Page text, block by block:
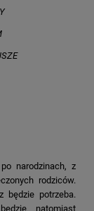
narodzinach, z
rodziców.
będzie potrzeba.
natomiast